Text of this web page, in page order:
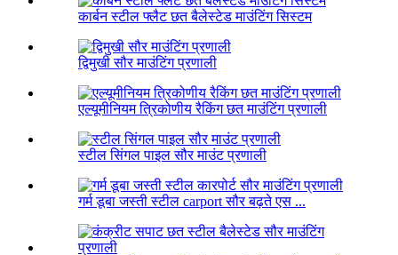
कार्बन स्टील फ्लैट छत बैलेस्टेड माउंटिंग सिस्टम
द्विमुखी सौर माउंटिंग प्रणाली
एल्यूमीनियम त्रिकोणीय रैकिंग छत माउंटिंग प्रणाली
स्टील सिंगल पाइल सौर माउंट प्रणाली
गर्म डूबा जस्ती स्टील carport सौर बढ़ते एस ...